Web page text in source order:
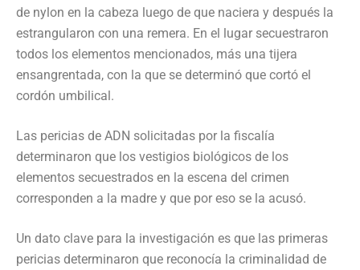
de nylon en la cabeza luego de que naciera y después la
estrangularon con una remera. En el lugar secuestraron
todos los elementos mencionados, más una tijera
ensangrentada, con la que se determinó que cortó el
cordón umbilical.
Las pericias de ADN solicitadas por la fiscalía
determinaron que los vestigios biológicos de los
elementos secuestrados en la escena del crimen
corresponden a la madre y que por eso se la acusó.
Un dato clave para la investigación es que las primeras
pericias determinaron que reconocía la criminalidad de